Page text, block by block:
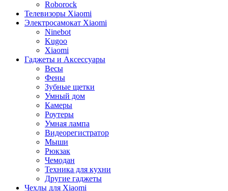
Roborock
Телевизоры Xiaomi
Электросамокат Xiaomi
Ninebot
Kugoo
Xiaomi
Гаджеты и Аксессуары
Весы
Фены
Зубные щетки
Умный дом
Камеры
Роутеры
Умная лампа
Видеорегистратор
Мыши
Рюкзак
Чемодан
Техника для кухни
Другие гаджеты
Чехлы для Xiaomi